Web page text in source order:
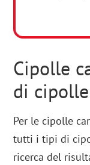
Cipolle
di
Per le cipolle
tutti i tipi di
ricerca del